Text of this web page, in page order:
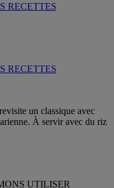
RECETTES
RECETTES
un classique avec
À servir avec du riz
UTILISER